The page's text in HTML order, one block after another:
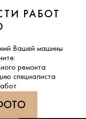
РАБОТ
Вашей машины
ремонта
специалиста